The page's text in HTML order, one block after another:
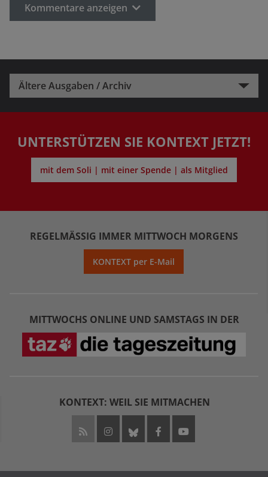
Kommentare anzeigen
Ältere Ausgaben / Archiv
UNTERSTÜTZEN SIE KONTEXT JETZT!
mit dem Soli | mit einer Spende | als Mitglied
REGELMÄSSIG IMMER MITTWOCH MORGENS
KONTEXT per E-Mail
MITTWOCHS ONLINE UND SAMSTAGS IN DER
KONTEXT: WEIL SIE MITMACHEN